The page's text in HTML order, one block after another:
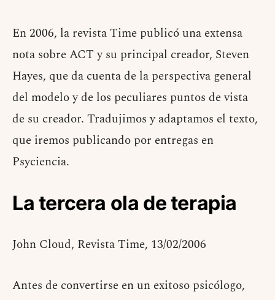
En 2006, la revista Time publicó una extensa
nota sobre ACT y su principal creador, Steven
Hayes, que da cuenta de la perspectiva general
del modelo y de los peculiares puntos de vista
de su creador. Tradujimos y adaptamos el texto,
que iremos publicando por entregas en
Psyciencia.
La tercera ola de terapia
John Cloud, Revista Time, 13/02/2006
Antes de convertirse en un exitoso psicólogo,